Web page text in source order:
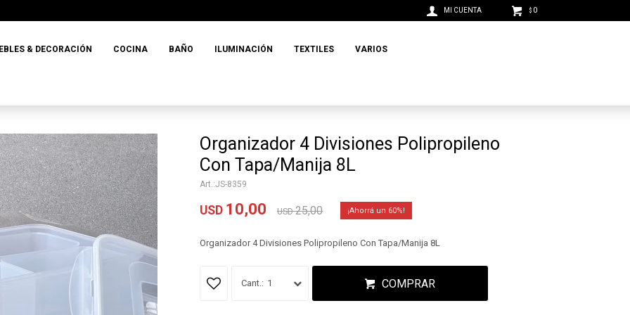
& DECORACIÓN COCINA BAÑO ILUMINACIÓN TEXTILES VARIOS
$ 0
Organizador 4 Divisiones Polipropileno
Con Tapa/Manija 8L
JS-8359
USD 10,00 USD 25,00 60
Organizador 4 Divisiones Polipropileno Con Tapa/Manija 8L
1 COMPRAR